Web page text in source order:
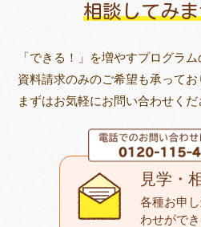
相談してみ
「できる！」を増やすプログラ
資料請求のみのご希望も承ってお
まずはお気軽にお問い合わせくだ
見学・
各種お申
わせができ